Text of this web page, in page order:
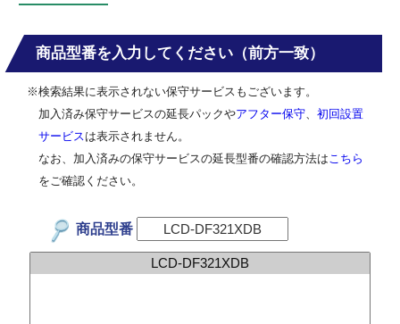
商品型番を入力してください（前方一致）
※検索結果に表示されない保守サービスもございます。
加入済み保守サービスの延長パックやアフター保守
初回設置
サービス は表示されません。
なお、加入済みの保守サービスの延長型番の確認方法は こちら
をご確認ください。
商品型番